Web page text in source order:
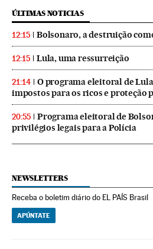
ÚLTIMAS NOTICIAS
12:15 Bolsonaro, a destruição
12:15 Lula, uma ressurreição
21:14
O programa eleitoral de
impostos para os ricos e proteção
20:55
Programa eleitoral de
privilégios legais para a Polícia
NEWSLETTERS
Receba o boletim diário do EL PAÍS Brasil
APÚNTATE